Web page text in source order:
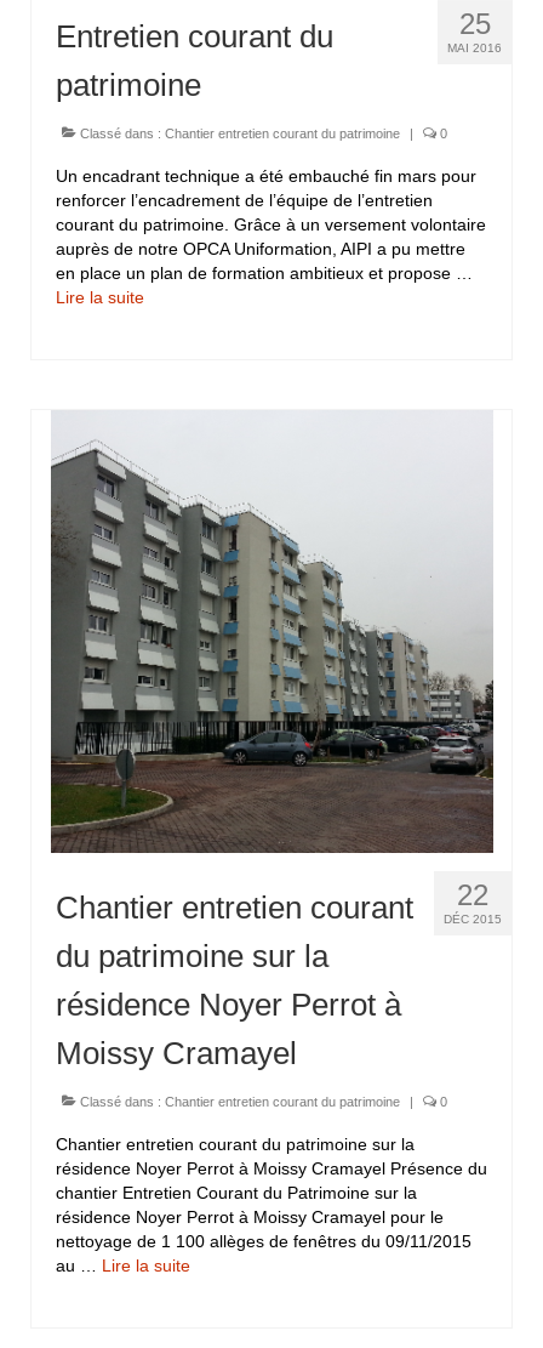
25
MAI 2016
Entretien courant du
patrimoine
Classé dans : Chantier entretien courant du patrimoine | 0
Un encadrant technique a été embauché fin mars pour
renforcer l’encadrement de l’équipe de l’entretien
courant du patrimoine. Grâce à un versement volontaire
auprès de notre OPCA Uniformation, AIPI a pu mettre
en place un plan de formation ambitieux et propose …
Lire la suite­­
22
DÉC 2015
Chantier entretien courant
du patrimoine sur la
résidence Noyer Perrot à
Moissy Cramayel
Classé dans : Chantier entretien courant du patrimoine | 0
Chantier entretien courant du patrimoine sur la
résidence Noyer Perrot à Moissy Cramayel Présence du
chantier Entretien Courant du Patrimoine sur la
résidence Noyer Perrot à Moissy Cramayel pour le
nettoyage de 1 100 allèges de fenêtres du 09/11/2015
au … Lire la suite­­